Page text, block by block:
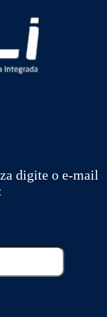
digite o e-mail